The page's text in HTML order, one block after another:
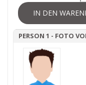
IN DEN
PERSON 1 - FOTO